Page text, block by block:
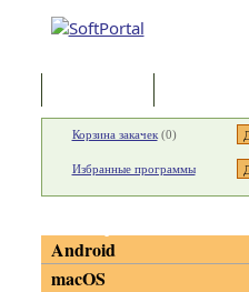
Корзина закачек(0)
Избранные программы
Android
macOS